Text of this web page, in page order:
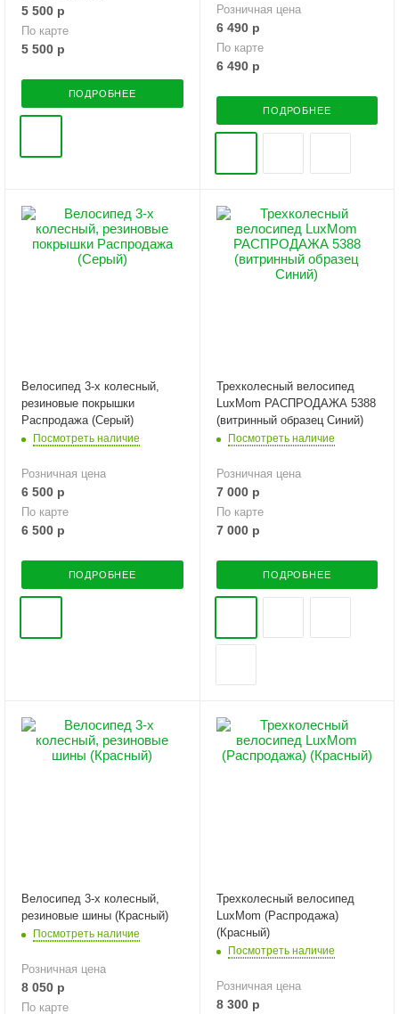
5 500 р
По карте
5 500 р
ПОДРОБНЕЕ
Розничная цена
6 490р
По карте
6 490р
ПОДРОБНЕЕ
Велосипед 3-х колесный,
резиновые покрышки
Распродажа (Серый)
Посмотреть наличие
Розничная цена
6 500 р
По карте
6 500 р
ПОДРОБНЕЕ
Трехколесный велосипед
LuxMom РАСПРОДАЖА 5388
(витринный образец Синий)
Посмотреть наличие
Розничная цена
7 000р
По карте
7 000р
ПОДРОБНЕЕ
Велосипед 3-х колесный,
резиновые шины (Красный)
Посмотреть наличие
Розничная цена
8 050 р
По карте
Трехколесный велосипед
LuxMom (Распродажа)
(Красный)
Посмотреть наличие
Розничная цена
8 300р